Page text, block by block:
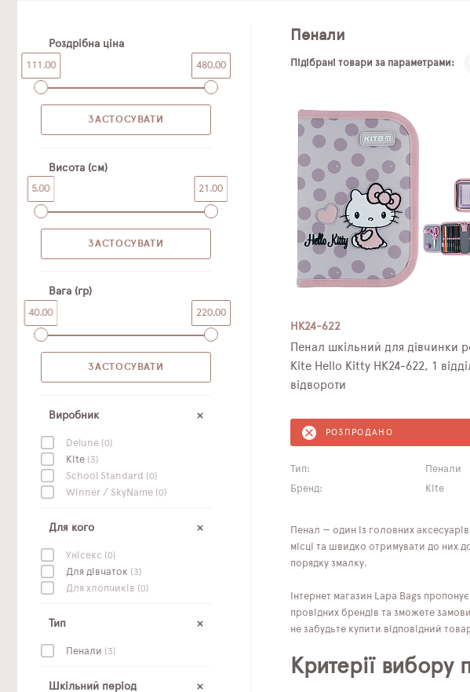
Роздрібна ціна
111.00 480.00
Висота (см)
5.00 21.00
Вага (гр)
40.00 220.00
Виробник
Delune (0)
Kite (3)
School Standard (0)
Winner / SkyName (0)
Для кого
Унісекс (0)
Для дівчаток (3)
Для хлопчиків (0)
Тип
Пенали (3)
Шкільний період
Пенали
Підібрані товари за параметрами:
HK24-622
Пенал шкільний для дівчинки
Kite Hello Kitty HK24-622, 1
відвороти
РОЗПРОДАНО
Тип:
Пенали
Бренд:
Kite
Пенал — один із головних
місці та швидко отримувати до них
порядку змалку.
Інтернет магазин Lapa Bags
провідних брендів та зможете
не забудьте купити відповідний
Критерії